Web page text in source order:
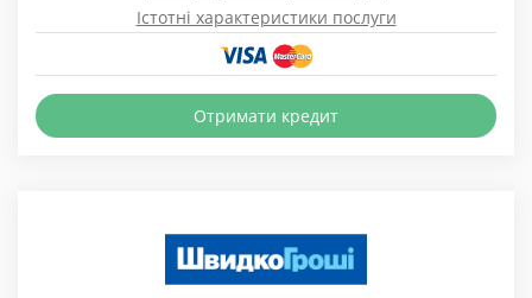
Істотні характеристики послуги
Отримати кредит